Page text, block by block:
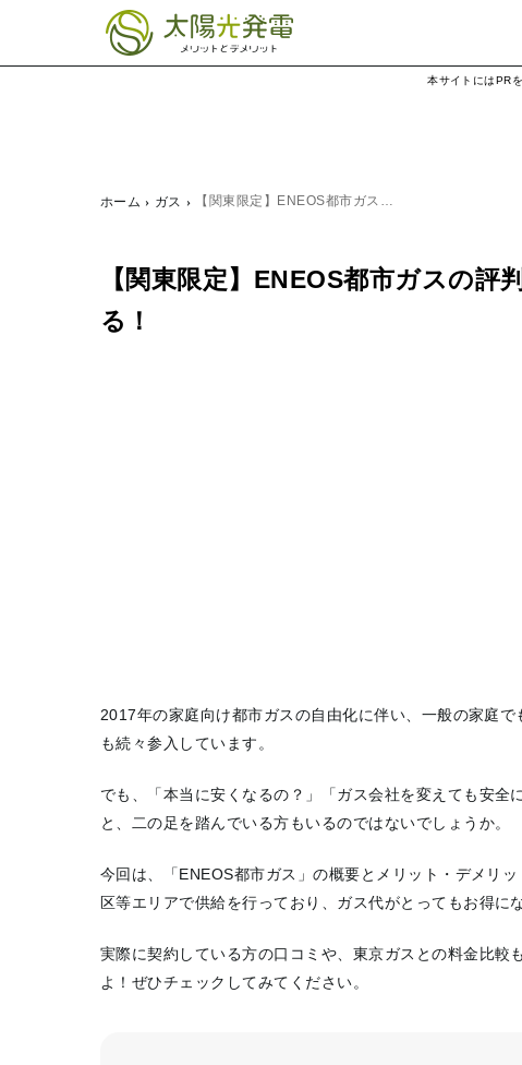
本サイトにはPR
ホーム ガス 【関東限定】ENEOS都市ガス…
【関東限定】ENEOS都市ガスの
る！
2017年の家庭向け都市ガスの自由化に伴い、一般の家庭
も続々参入しています。
でも、「本当に安くなるの？」「ガス会社を変えても安全
と、二の足を踏んでいる方もいるのではないでしょうか。
今回は、「ENEOS都市ガス」の概要とメリット・デメリ
区等エリアで供給を行っており、ガス代がとってもお得に
実際に契約している方の口コミや、東京ガスとの料金比
よ！ぜひチェックしてみてください。